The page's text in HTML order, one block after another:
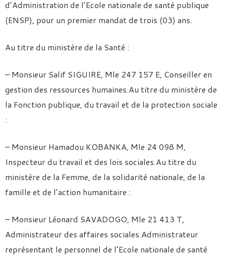
d’Administration de l’Ecole nationale de santé publique
(ENSP), pour un premier mandat de trois (03) ans.
Au titre du ministère de la Santé :
– Monsieur Salif SIGUIRE, Mle 247 157 E, Conseiller en
gestion des ressources humaines.Au titre du ministère de
la Fonction publique, du travail et de la protection sociale
:
– Monsieur Hamadou KOBANKA, Mle 24 098 M,
Inspecteur du travail et des lois sociales.Au titre du
ministère de la Femme, de la solidarité nationale, de la
famille et de l’action humanitaire :
– Monsieur Léonard SAVADOGO, Mle 21 413 T,
Administrateur des affaires sociales.Administrateur
représentant le personnel de l’Ecole nationale de santé